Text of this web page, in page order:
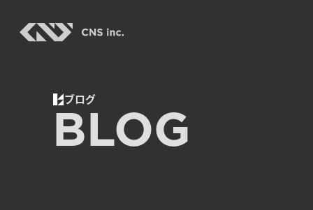
ブログ
BLOG